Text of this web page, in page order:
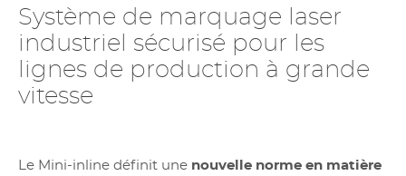
Système de marquage laser
industriel sécurisé pour les
lignes de production à grande
vitesse
Le Mini-inline définit une nouvelle norme en matière